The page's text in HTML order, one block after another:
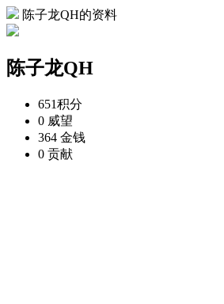
陈子龙QH的资料
陈子龙QH
651积分
0 威望
364 金钱
0 贡献